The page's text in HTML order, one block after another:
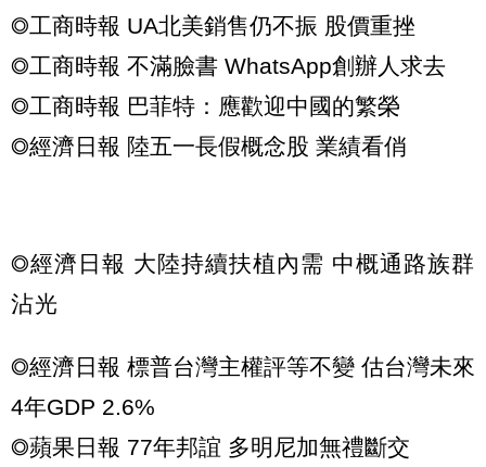
◎工商時報 UA北美銷售仍不振 股價重挫
◎工商時報 不滿臉書 WhatsApp創辦人求去
◎工商時報 巴菲特：應歡迎中國的繁榮
◎經濟日報 陸五一長假概念股 業績看俏
◎經濟日報 大陸持續扶植內需 中概通路族群
沾光
◎經濟日報 標普台灣主權評等不變 估台灣未來
4年GDP 2.6%
◎蘋果日報 77年邦誼 多明尼加無禮斷交